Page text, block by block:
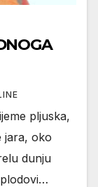
pljuska,
jara, oko
dunju